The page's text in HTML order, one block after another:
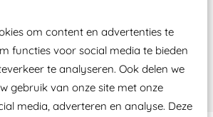
om content en advertenties te
functies voor social media te bieden
te analyseren. Ook delen we
gebruik van onze site met onze
media, adverteren en analyse. Deze
EN-1176
informatie
Kunststof